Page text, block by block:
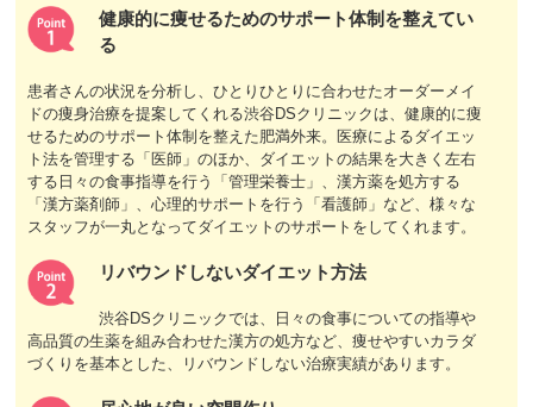
健康的に痩せるためのサポート体制を整えてい
る
患者さんの状況を分析し、ひとりひとりに合わせたオーダーメイ
ドの痩身治療を提案してくれる渋谷DSクリニックは、健康的に痩
せるためのサポート体制を整えた肥満外来。医療によるダイエッ
ト法を管理する「医師」のほか、ダイエットの結果を大きく左右
する日々の食事指導を行う「管理栄養士」、漢方薬を処方する
「漢方薬剤師」、心理的サポートを行う「看護師」など、様々な
スタッフが一丸となってダイエットのサポートをしてくれます。
リバウンドしないダイエット方法
渋谷DSクリニックでは、日々の食事についての指導や
高品質の生薬を組み合わせた漢方の処方など、痩せやすいカラダ
づくりを基本とした、リバウンドしない治療実績があります。